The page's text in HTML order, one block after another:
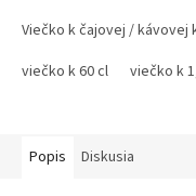
Viečko k čajovej / kávovej
viečko k 60 cl
viečko k
Popis Diskusia